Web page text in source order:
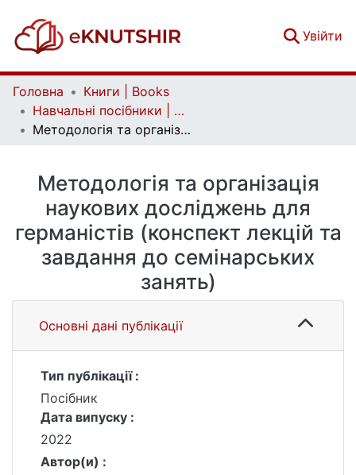
Увійти
Головна
Книги | Books
Навчальні посібники | Handbooks
Методологія та організація наукових досліджень для германістів (конспект лекцій та завдання до семінарських занять)
Методологія та організація
наукових досліджень для
германістів (конспект лекцій та
завдання до семінарських
занять)
Основні дані публікації
Тип публікації :
Посібник
Дата випуску :
2022
Автор(и) :